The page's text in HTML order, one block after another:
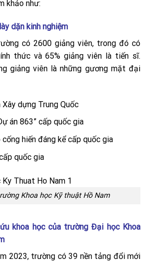
khảo như:
dặn kinh nghiệm
có 2600 giảng viên, trong đó có
thức và 65% giảng viên là tiến sĩ.
giảng viên là những gương mặt đại
dựng Trung Quốc
án 863” cấp quốc gia
hiến đáng kể cấp quốc gia
quốc gia
Khoa học Kỹ thuật Hồ Nam
khoa học của trường Đại học Khoa
2023, trường có 39 nền tảng đổi mới